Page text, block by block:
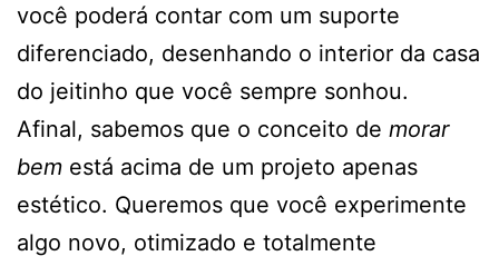
você poderá contar com um suporte
diferenciado, desenhando o interior da casa
do jeitinho que você sempre sonhou.
Afinal, sabemos que o conceito de morar
bem está acima de um projeto apenas
estético. Queremos que você experimente
algo novo, otimizado e totalmente